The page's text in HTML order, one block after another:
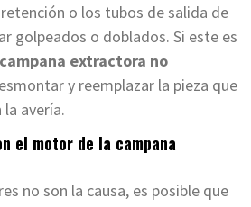
o los tubos de salida de
golpeados o doblados. Si este es
campana extractora no
y reemplazar la pieza que
avería.
el motor de la campana
no son la causa, es posible que